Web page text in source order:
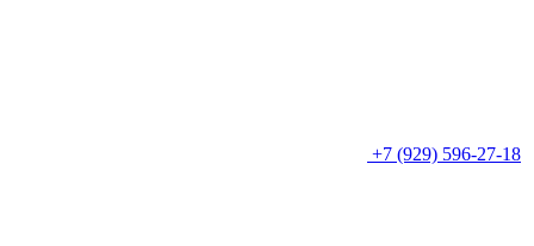
+7 (929) 596-27-18